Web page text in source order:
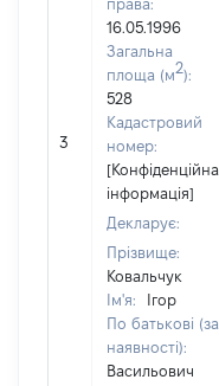
3
права:
16.05.1996
Загальна
площа (м2):
528
Кадастровий
номер:
[Конфіденційна
інформація]
Декларує:
Прізвище:
Ковальчук
Ім'я:
Ігор
По батькові (за
наявності):
Васильович